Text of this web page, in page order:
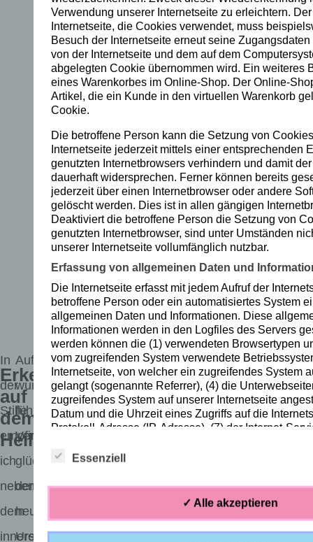
ch
mi
t
m
ne
m
in
ne
re
Ki
nd
.
In
der
Stille
empfing
ich
neben
dem
inneren
Erkenntnisse
auf
dem
Heilungsweg
Auf meinem Heilungsweg traf ich viele
wundervolle Menschen, die einen inneren Kampf
führten. Ihre negativen Erfahrungen in der
Vergangenheit blockierten sie, in der Gegenwart
glücklich zu sein. Der Zusammenhang zwischen
dem Schmerz von damals und dem Leid von
heute erschloss sich den wenigsten, da der
Urschmerz tief im Unterbewusstsein gespeichert
Verwendung unserer Internetseite zu erleichtern.
Internetseite, die Cookies verwendet, muss
Besuch der Internetseite erneut seine
von der Internetseite und dem auf dem
abgelegten Cookie übernommen wird. Ein weiteres
eines Warenkorbes im Online-Shop. Der Online-
Artikel, die ein Kunde in den virtuellen Warenkorb
Cookie.
Die betroffene Person kann die Setzung von
Internetseite jederzeit mittels einer entsprechenden
genutzten Internetbrowsers verhindern und damit
dauerhaft widersprechen. Ferner können bereits
jederzeit über einen Internetbrowser oder andere
gelöscht werden. Dies ist in allen gängigen
Deaktiviert die betroffene Person die Setzung von
genutzten Internetbrowser, sind unter Umständen
unserer Internetseite vollumfänglich nutzbar.
Erfassung von allgemeinen Daten und
Die Internetseite erfasst mit jedem Aufruf der
betroffene Person oder ein automatisiertes System
allgemeinen Daten und Informationen. Diese
Informationen werden in den Logfiles des Servers
werden können die (1) verwendeten Browsertypen
vom zugreifenden System verwendete
Internetseite, von welcher ein zugreifendes System
gelangt (sogenannte Referrer), (4) die
zugreifendes System auf unserer Internetseite
Datum und die Uhrzeit eines Zugriffs auf die
Protokoll-Adresse (IP-Adresse), (7) der Internet-
die der Gefahrenabwehr im Falle von Angriffen auf
keine Rückschlüsse auf die betroffene Person.
werden vielmehr benötigt, um (1) die Inhalte unserer
auszuliefern, (2) die Inhalte unserer Internetseite
Essenziell
✓ Alle akzeptieren